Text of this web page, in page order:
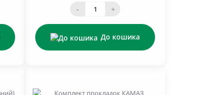
- +
До кошика